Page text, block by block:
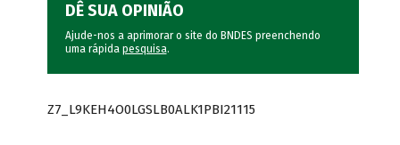
DÊ SUA OPINIÃO
Ajude-nos a aprimorar o site do BNDES preenchendo
uma rápida pesquisa.
Z7_L9KEH4O0LGSLB0ALK1PBI21115